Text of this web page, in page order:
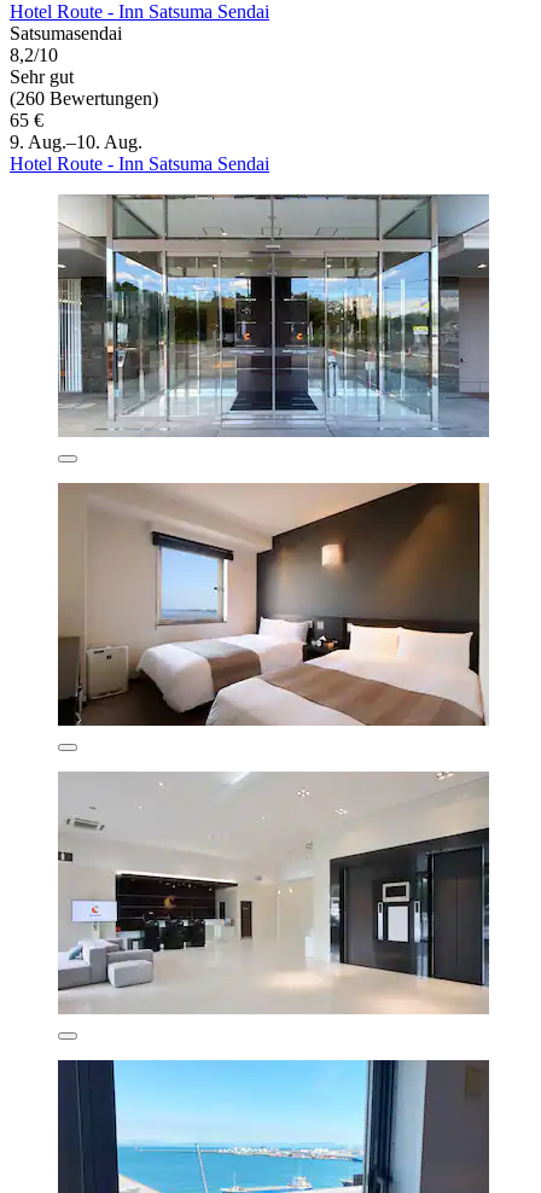
Hotel Route - Inn Satsuma Sendai
Satsumasendai
8,2/10
Sehr gut
(260 Bewertungen)
65 €
9. Aug.–10. Aug.
Hotel Route - Inn Satsuma Sendai